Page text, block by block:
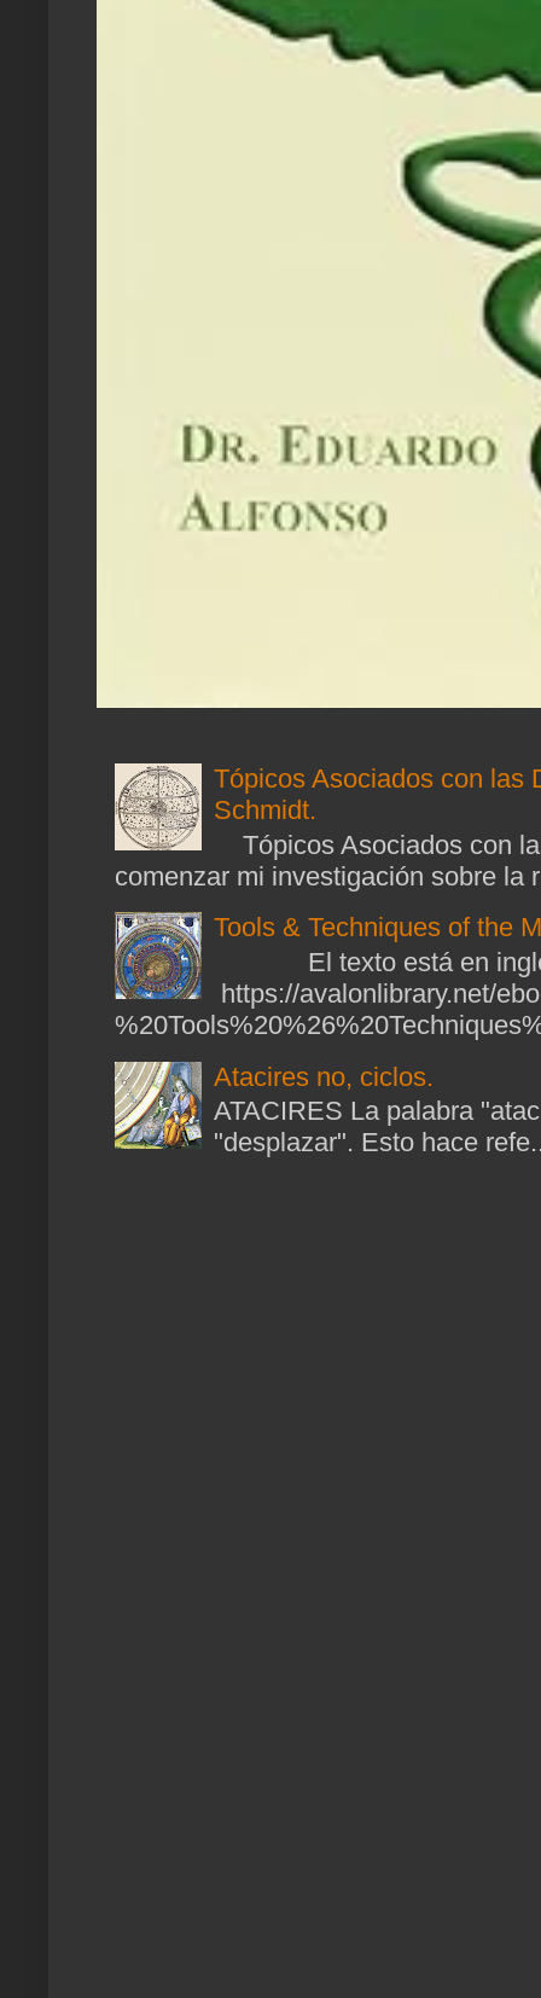
Tópicos Asociados con las
Schmidt.
Tópicos Asociados con
comenzar mi investigación sobre la
Tools & Techniques of the
El texto está en
https://avalonlibrary.net/
Atacires no, ciclos.
ATACIRES La palabra
"desplazar". Esto hace